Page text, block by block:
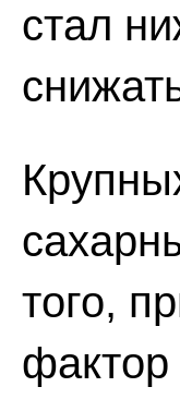
стал
того,
фактор